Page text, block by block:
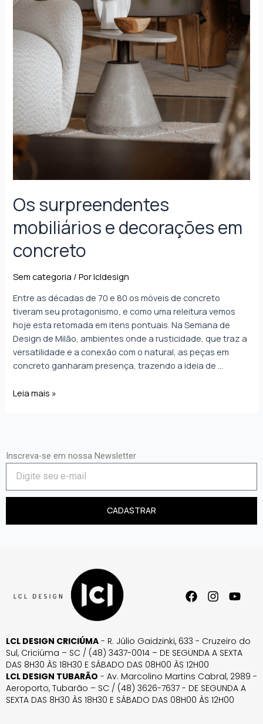
Os surpreendentes
mobiliários e decorações em
concreto
Sem categoria / Porlcldesign
Entre as décadas de 70 e 80 os móveis de concreto
tiveram seu protagonismo, e como uma releitura vemos
hoje esta retomada em itens pontuais. Na Semana de
Design de Milão, ambientes onde a rusticidade, que traz a
versatilidade e a conexão com o natural, as peças em
concreto ganharam presença, trazendo a ideia de …
Leia mais »
Inscreva-se em nossa Newsletter
CADASTRAR
LCL DESIGN CRICIÚMA - R. Júlio Gaidzinki, 633 - Cruzeiro do
Sul, Criciúma – SC / (48) 3437-0014 – DE SEGUNDA A SEXTA
DAS 8H30 ÀS 18H30 E SÁBADO DAS 08H00 ÀS 12H00
LCL DESIGN TUBARÃO - Av. Marcolino Martins Cabral, 2989 -
Aeroporto, Tubarão – SC / (48) 3626-7637 - DE SEGUNDA A
SEXTA DAS 8H30 ÀS 18H30 E SÁBADO DAS 08H00 ÀS 12H00